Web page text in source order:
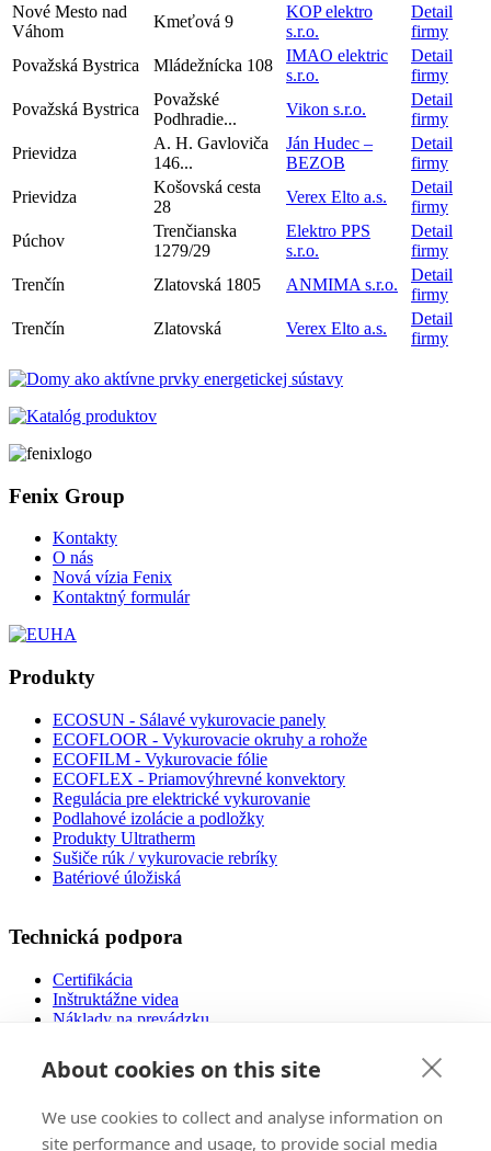
Nové Mesto nad
Váhom
Kmeťová 9
KOP elektro
s.r.o.
Detail
firmy
Považská Bystrica
Mládežnícka 108
IMAO elektric
s.r.o.
Detail
firmy
Považská Bystrica
Považské
Podhradie...
Vikon s.r.o.
Detail
firmy
Prievidza
A. H. Gavloviča
146...
Ján Hudec –
BEZOB
Detail
firmy
Prievidza
Košovská cesta
28
Verex Elto a.s.
Detail
firmy
Púchov
Trenčianska
1279/29
Elektro PPS
s.r.o.
Detail
firmy
Trenčín
Zlatovská 1805 ANMIMA s.r.o.
Detail
firmy
Trenčín
Zlatovská Verex Elto a.s.
Detail
firmy
Fenix Group
Kontakty
O nás
Nová vízia Fenix
Kontaktný formulár
Produkty
ECOSUN - Sálavé vykurovacie panely
ECOFLOOR - Vykurovacie okruhy a rohože
ECOFILM - Vykurovacie fólie
ECOFLEX - Priamovýhrevné konvektory
Regulácia pre elektrické vykurovanie
Podlahové izolácie a podložky
Produkty Ultratherm
Sušiče rúk / vykurovacie rebríky
Batériové úložiská
Technická podpora
Certifikácia
Inštruktážne videa
Náklady na prevádzku
Návrh podlahového vykurovania
Súbory na stiahnutie
Nízkoenergetické domy
About cookies on this site
We use cookies to collect and analyse information on
site performance and usage, to provide social media